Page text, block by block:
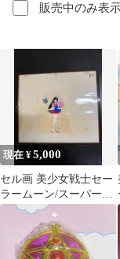
販売中のみ表
現在 ¥5,000
セル画 美少女戦士セー
ラームーン/スーパーセ
ーラーマーズ/ルナ/ちび